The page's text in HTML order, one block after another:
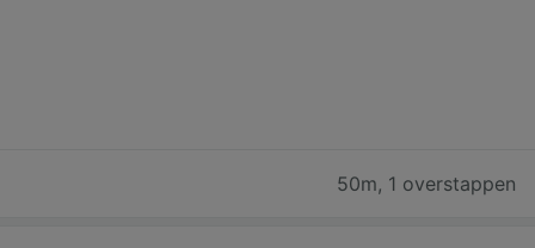
50m, 1 overstappen